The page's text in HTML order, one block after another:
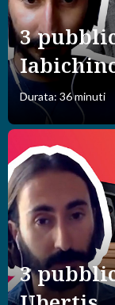
3
Durata: 36 minuti
3